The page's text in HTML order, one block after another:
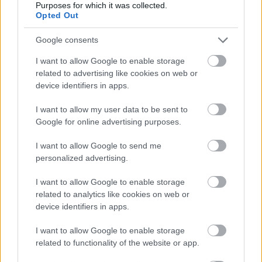
Purposes for which it was collected.
Opted Out
Google consents
I want to allow Google to enable storage
related to advertising like cookies on web or
device identifiers in apps.
I want to allow my user data to be sent to
Google for online advertising purposes.
I want to allow Google to send me
personalized advertising.
I want to allow Google to enable storage
related to analytics like cookies on web or
device identifiers in apps.
I want to allow Google to enable storage
related to functionality of the website or app.
újraértelmezett, modernizált verziója,
Tündévela főszerepben.
A premierek mellett különleges produkciók is
Margitszigeten látható balettest,A Notre-Dame-i
toronyőr, vagy a Szegedi Nemzeti Színház
a háztetőncímű musicalje, amely
a főszerepben kerül színre.
Hagyományos színházi előadás is akad a
kínálatunkban, hiszen az érdeklődők a
Városmajori
Szabadtéri Színpadonláthatják az
kedvelői pedigA padlásnak, A
csárdáskirálynőnek, Horváth Jenő-estnek
új musicalnek, aMásodik szereposztásnak
várjuk, ahol gyermekmusicalek, zenés mesejátékok
kerülnek színre, a Családi délutánok-sorozatának
népzenével, táncban elbeszélt történetei pedig az